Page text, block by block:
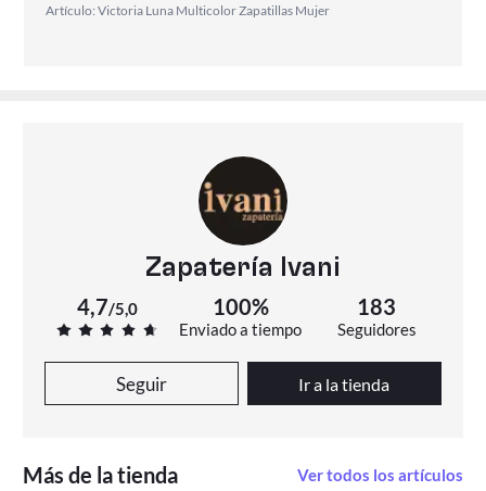
Artículo: Victoria Luna Multicolor Zapatillas Mujer
Zapatería Ivani
4,7/5,0 100%
Enviado a tiempo
183
Seguidores
Seguir Ir a la tienda
Más de la tienda Ver todos los artículos